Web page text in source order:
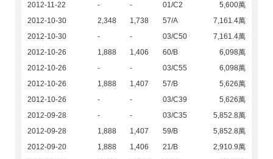
2012-11-22
- - 01/C2
5,600萬
2012-10-30
2,348 1,738 57/A
7,161.4萬
2012-10-30
- - 03/C50
7,161.4萬
2012-10-26
1,888 1,406 60/B
6,098萬
2012-10-26
- - 03/C55
6,098萬
2012-10-26
1,888 1,407 57/B
5,626萬
2012-10-26
- - 03/C39
5,626萬
2012-09-28
- - 03/C35
5,852.8萬
2012-09-28
1,888 1,407 59/B
5,852.8萬
2012-09-20
1,888 1,406 21/B
2,910.9萬